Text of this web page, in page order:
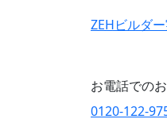
ZEHビルダー
お電話での
0120-122-